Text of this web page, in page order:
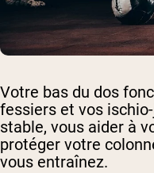
Votre bas du dos
fessiers et vos
stable, vous aider à
protéger votre
vous entraînez.